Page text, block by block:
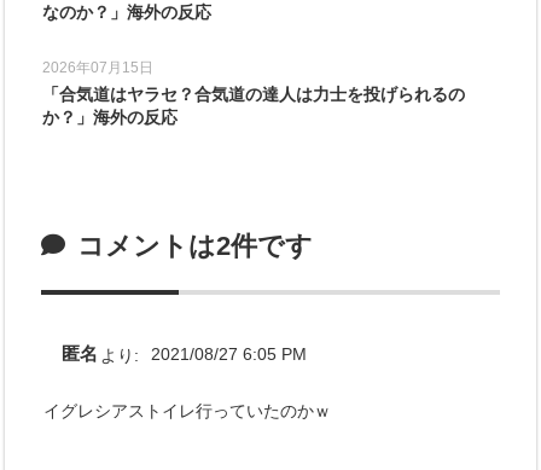
なのか？」海外の反応
2026年07月15日
「合気道はヤラセ？合気道の達人は力士を投げられるの
か？」海外の反応
コメントは2件です
匿名 より: 2021/08/27 6:05 PM
イグレシアストイレ行っていたのかｗ